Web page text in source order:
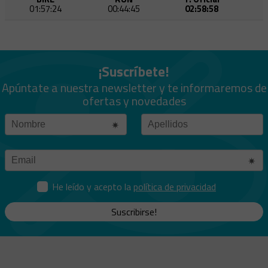
01:57:24 00:44:45 02:58:58
¡Suscríbete!
Apúntate a nuestra newsletter y te informaremos de
ofertas y novedades
He leído y acepto la política de privacidad
Suscribirse!